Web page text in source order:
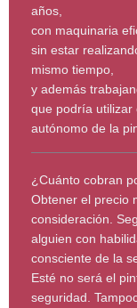
años,
con maquinaria
sin estar
mismo tiempo,
y además
que podría utilizar
autónomo de la
¿Cuánto cobran
Obtener el precio
consideración.
alguien con
consciente de la
Esté no será el
seguridad.